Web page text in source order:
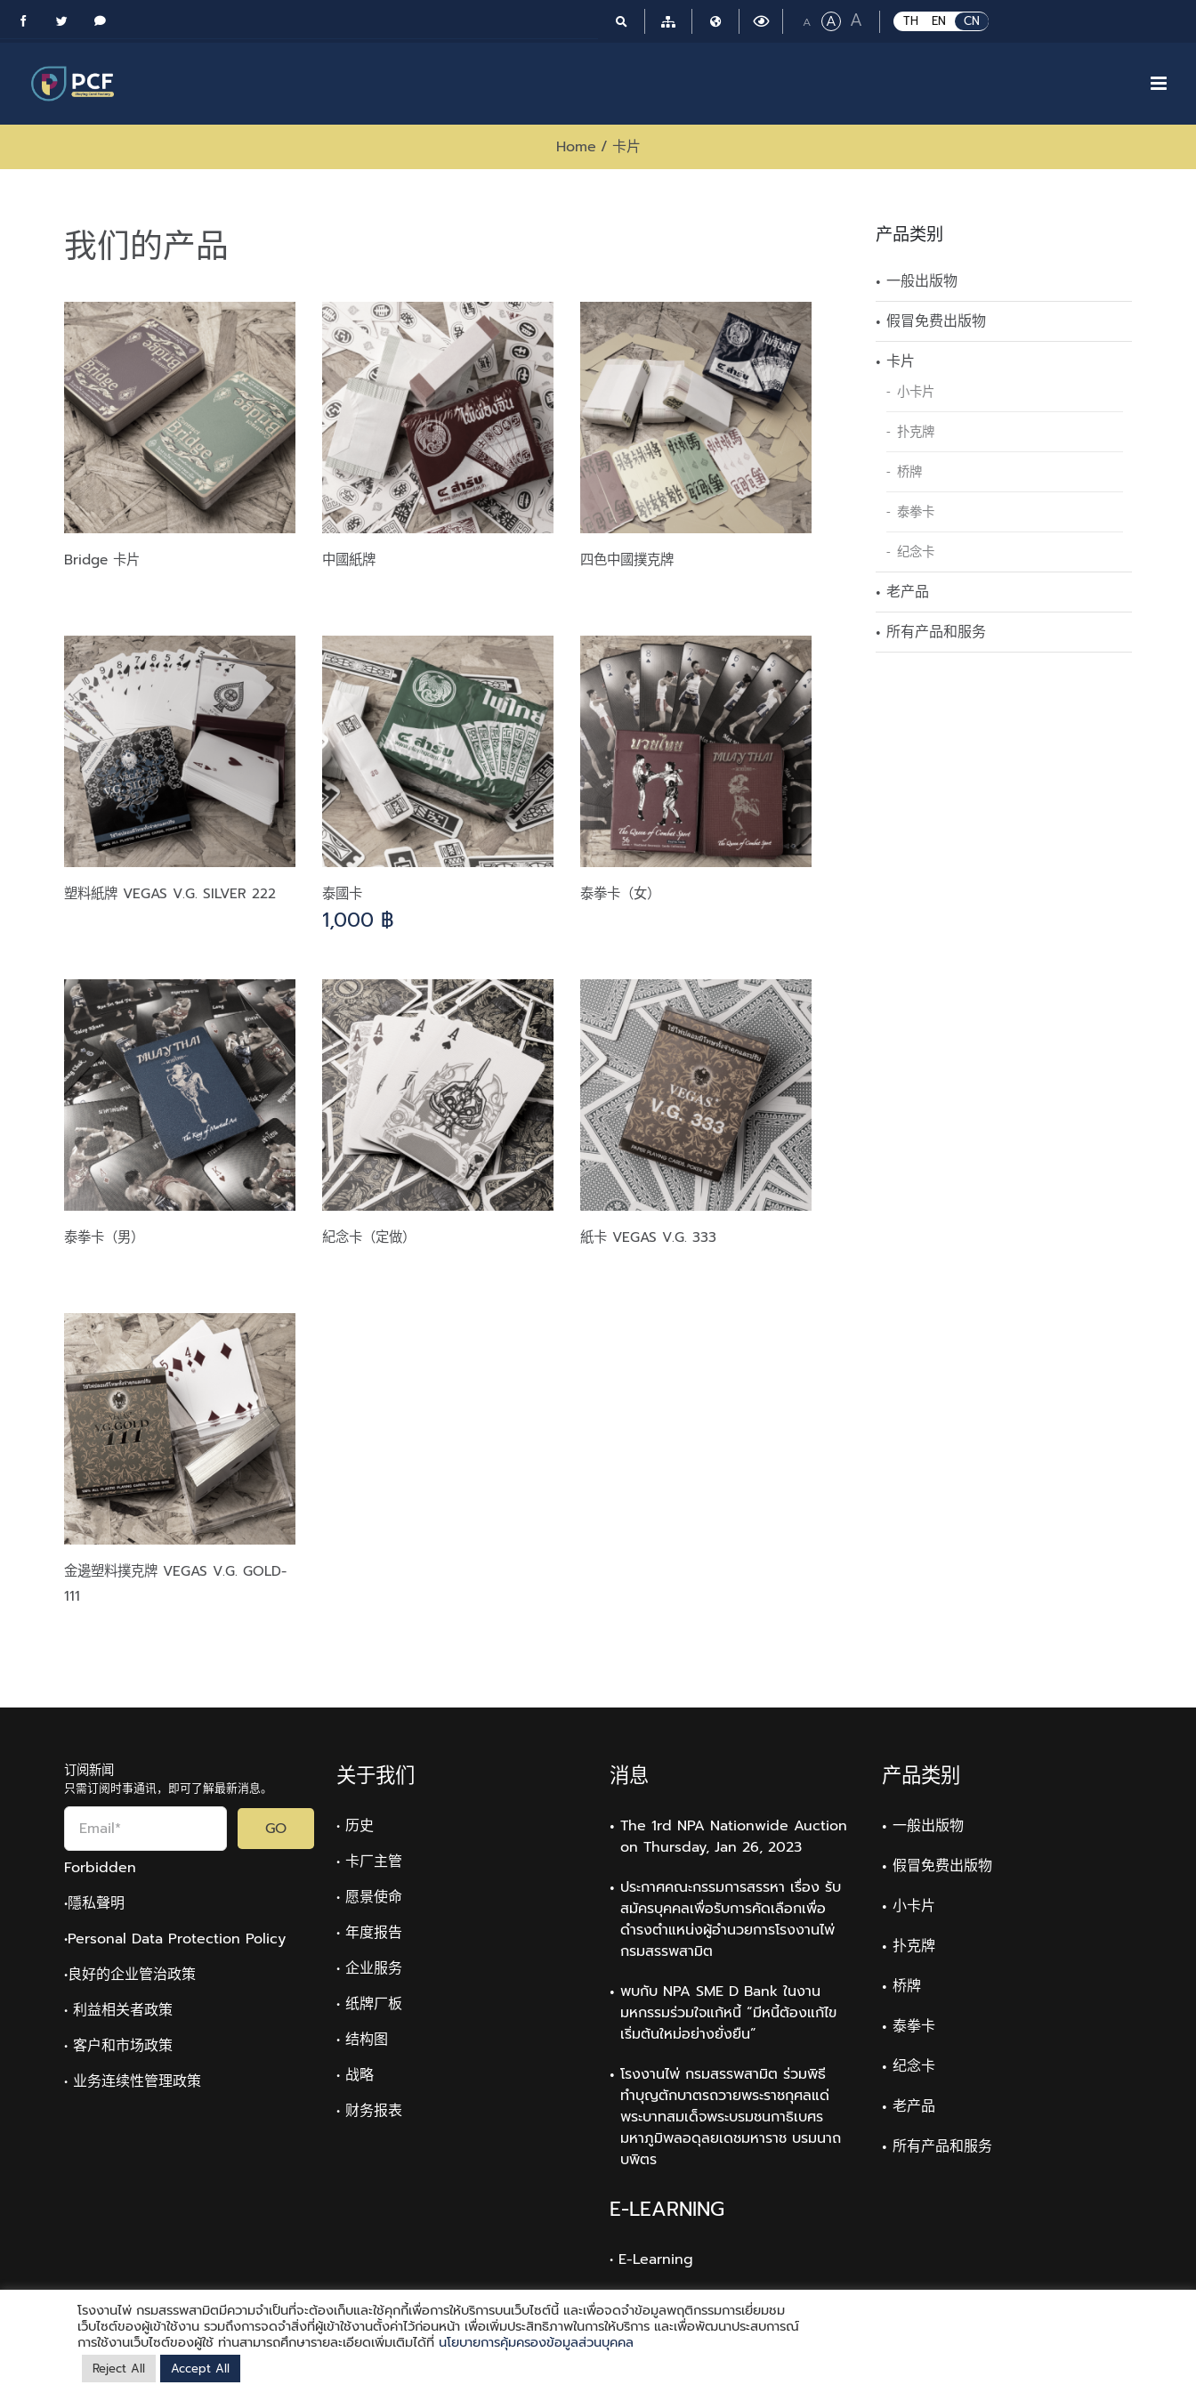
Skip
FacebookTwitter Messenger TH EN CN
ASmall
ARegular
A Large
font
Home / 卡片
我们的产品
Bridge 卡片 中國紙牌 四色中國撲克牌
塑料紙牌 VEGAS V.G. SILVER 222 泰國卡
1,000 ฿
泰拳卡（女）
泰拳卡（男） 紀念卡（定做） 紙卡 VEGAS V.G. 333
金邊塑料撲克牌 VEGAS V.G. GOLD-
111
产品类别
一般出版物
假冒免费出版物
卡片
小卡片
扑克牌
桥牌
泰拳卡
纪念卡
老产品
所有产品和服务
订阅新闻
只需订阅时事通讯，即可了解最新消息。
GO
Forbidden
•隱私聲明
•Personal Data Protection Policy
•良好的企业管治政策
• 利益相关者政策
• 客户和市场政策
• 业务连续性管理政策
关于我们
• 历史
• 卡厂主管
• 愿景使命
• 年度报告
• 企业服务
• 纸牌厂板
• 结构图
• 战略
• 财务报表
消息
The 1rd NPA Nationwide Auction
on Thursday, Jan 26, 2023
ประกาศคณะกรรมการสรรหา เรื่อง รับ
สมัครบุคคลเพื่อรับการคัดเลือกเพื่อ
ดำรงตำแหน่งผู้อำนวยการโรงงานไพ่
กรมสรรพสามิต
พบกับ NPA SME D Bank ในงาน
มหกรรมร่วมใจแก้หนี้ “มีหนี้ต้องแก้ไข
เริ่มต้นใหม่อย่างยั่งยืน”
โรงงานไพ่ กรมสรรพสามิต ร่วมพิธี
ทำบุญตักบาตรถวายพระราชกุศลแด่
พระบาทสมเด็จพระบรมชนกาธิเบศร
มหาภูมิพลอดุลยเดชมหาราช บรมนาถ
บพิตร
E-LEARNING
• E-Learning
产品类别
一般出版物
假冒免费出版物
小卡片
扑克牌
桥牌
泰拳卡
纪念卡
老产品
所有产品和服务
Copyright © 2021 Playing Card Factory, all rights reserved
โรงงานไพ่ กรมสรรพสามิตมีความจำเป็นที่จะต้องเก็บและใช้คุกกี้เพื่อการให้บริการบนเว็บไซต์นี้ และเพื่อจดจำข้อมูลพฤติกรรมการเยี่ยมชม
เว็บไซต์ของผู้เข้าใช้งาน รวมถึงการจดจำสิ่งที่ผู้เข้าใช้งานตั้งค่าไว้ก่อนหน้า เพื่อเพิ่มประสิทธิภาพในการให้บริการ และเพื่อพัฒนาประสบการณ์
การใช้งานเว็บไซต์ของผู้ใช้ ท่านสามารถศึกษารายละเอียดเพิ่มเติมได้ที่ นโยบายการคุ้มครองข้อมูลส่วนบุคคล
Reject All Accept All